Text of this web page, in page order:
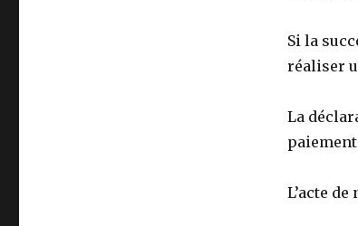
Si la
réaliser
La
L’acte